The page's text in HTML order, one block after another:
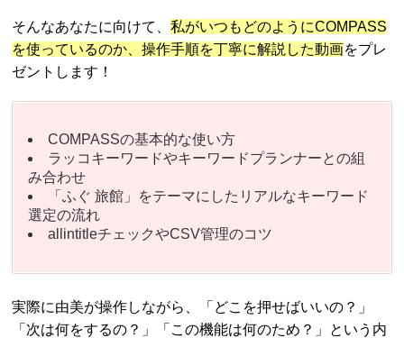
そんなあなたに向けて、私がいつもどのようにCOMPASS
を使っているのか、操作手順を丁寧に解説した動画をプレ
ゼントします！
COMPASSの基本的な使い方
ラッコキーワードやキーワードプランナーとの組
み合わせ
「ふぐ 旅館」をテーマにしたリアルなキーワード
選定の流れ
allintitleチェックやCSV管理のコツ
実際に由美が操作しながら、「どこを押せばいいの？」
「次は何をするの？」「この機能は何のため？」という内